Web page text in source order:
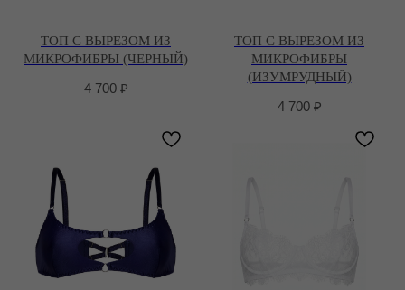
ТОП С ВЫРЕЗОМ ИЗ
МИКРОФИБРЫ (ЧЕРНЫЙ)
4 700 ₽
ТОП С ВЫРЕЗОМ ИЗ
МИКРОФИБРЫ
(ИЗУМРУДНЫЙ)
4 700 ₽